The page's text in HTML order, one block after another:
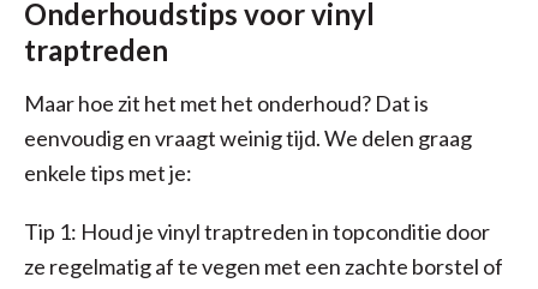
Onderhoudstips voor vinyl
traptreden
Maar hoe zit het met het onderhoud? Dat is
eenvoudig en vraagt weinig tijd. We delen graag
enkele tips met je:
Tip 1: Houd je vinyl traptreden in topconditie door
ze regelmatig af te vegen met een zachte borstel of